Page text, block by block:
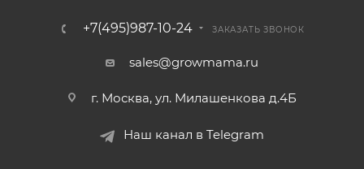
+7(495)987-10-24 ЗАКАЗАТЬ ЗВОНОК
sales@growmama.ru
г. Москва, ул. Милашенкова д.4Б
Наш канал в Telegram